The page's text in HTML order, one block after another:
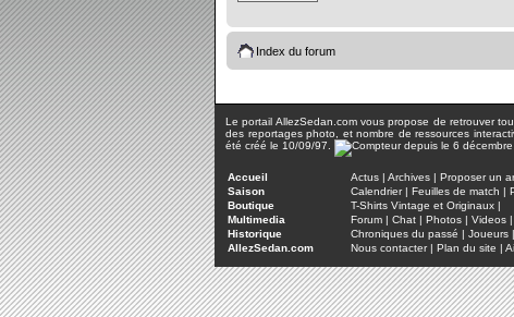
Index du forum
Le portail AllezSedan.com vous propose de retrouver
des reportages photo, et nombre de ressources
été créé le 10/09/97.
Accueil Actus | Archives | Proposer un
Saison
Calendrier| Feuilles de match |
Boutique
T-Shirts Vintage et Originaux |
Multimedia
Forum | Chat | Photos | Videos |
Historique
Chroniques du passé | Joueurs |
AllezSedan.com
Nous contacter| Plan du site |